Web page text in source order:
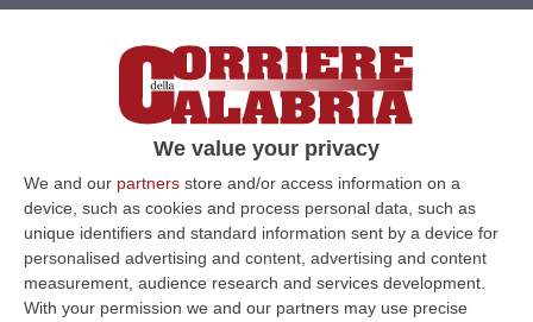
We value your privacy
We and our partners store and/or access information on a
device, such as cookies and process personal data, such as
unique identifiers and standard information sent by a device for
personalised advertising and content, advertising and content
measurement, audience research and services development.
With your permission we and our partners may use precise
Clicca e segui “Corriere della Calabria” su Google News